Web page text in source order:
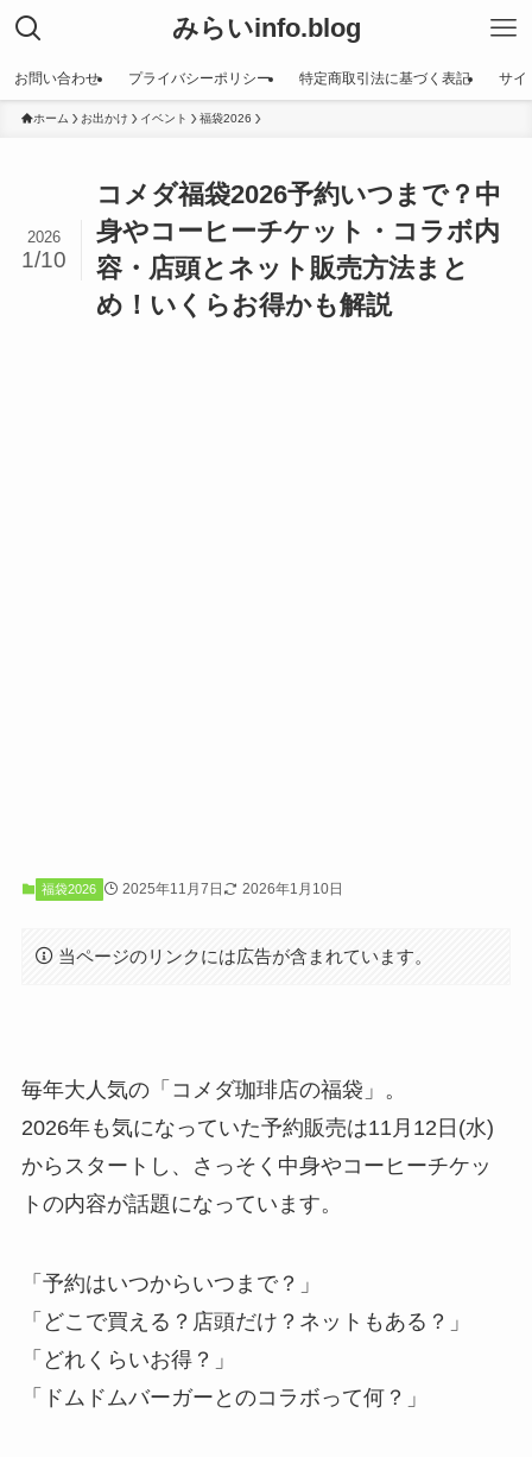
みらいinfo.blog
お問い合わせ プライバシーポリシー 特定商取引法に基づく表記 サイ
ホーム お出かけ イベント 福袋2026
コメダ福袋2026予約いつまで？中
身やコーヒーチケット・コラボ内
容・店頭とネット販売方法まと
め！いくらお得かも解説
2026
1/10
福袋2026 2025年11月7日 2026年1月10日
当ページのリンクには広告が含まれています。
毎年大人気の「コメダ珈琲店の福袋」。
2026年も気になっていた予約販売は11月12日(水)
からスタートし、さっそく中身やコーヒーチケッ
トの内容が話題になっています。
「予約はいつからいつまで？」
「どこで買える？店頭だけ？ネットもある？」
「どれくらいお得？」
「ドムドムバーガーとのコラボって何？」